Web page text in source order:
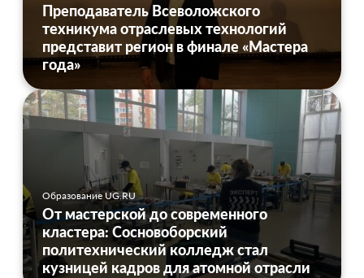
Преподаватель Всеволожского
техникума отраслевых технологий
представит регион в финале «Мастера
года»
Образование UG.RU
От мастерской до современного
кластера: Сосновоборский
политехнический колледж стал
кузницей кадров для атомной отрасли